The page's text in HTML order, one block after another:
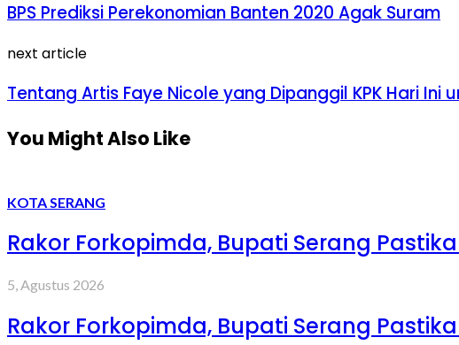
BPS Prediksi Perekonomian Banten 2020 Agak Suram
next article
Tentang Artis Faye Nicole yang Dipanggil KPK Hari Ini
You Might Also Like
KOTA SERANG
Rakor Forkopimda, Bupati Serang
5, Agustus 2026
Rakor Forkopimda, Bupati Serang